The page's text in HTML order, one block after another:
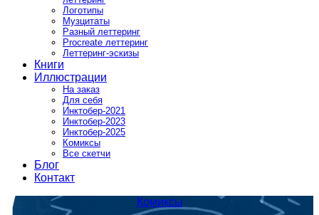
Логотипы
Музцитаты
Разный леттеринг
Procreate леттеринг
Леттеринг-эскизы
Книги
Иллюстрации
На заказ
Для себя
Инктобер-2021
Инктобер-2023
Инктобер-2025
Комиксы
Все скетчи
Блог
Контакт
Комиксы